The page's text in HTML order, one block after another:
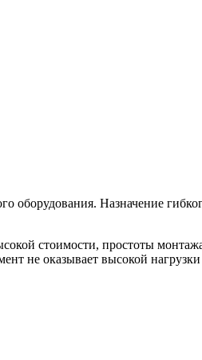
оборудования. Назначение
стоимости, простоты
не оказывает высокой